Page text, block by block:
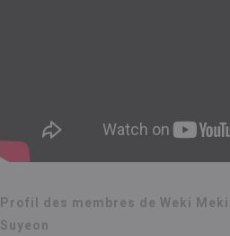
Profil des membres de Weki
Suyeon